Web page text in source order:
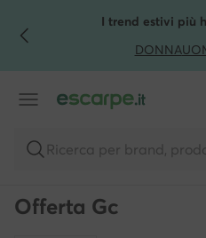
VAI AL CONTENUTO
VAI ALLA RICERCAI trend estivi più
DONNA
Ricerca per brand,
Offerta Gc